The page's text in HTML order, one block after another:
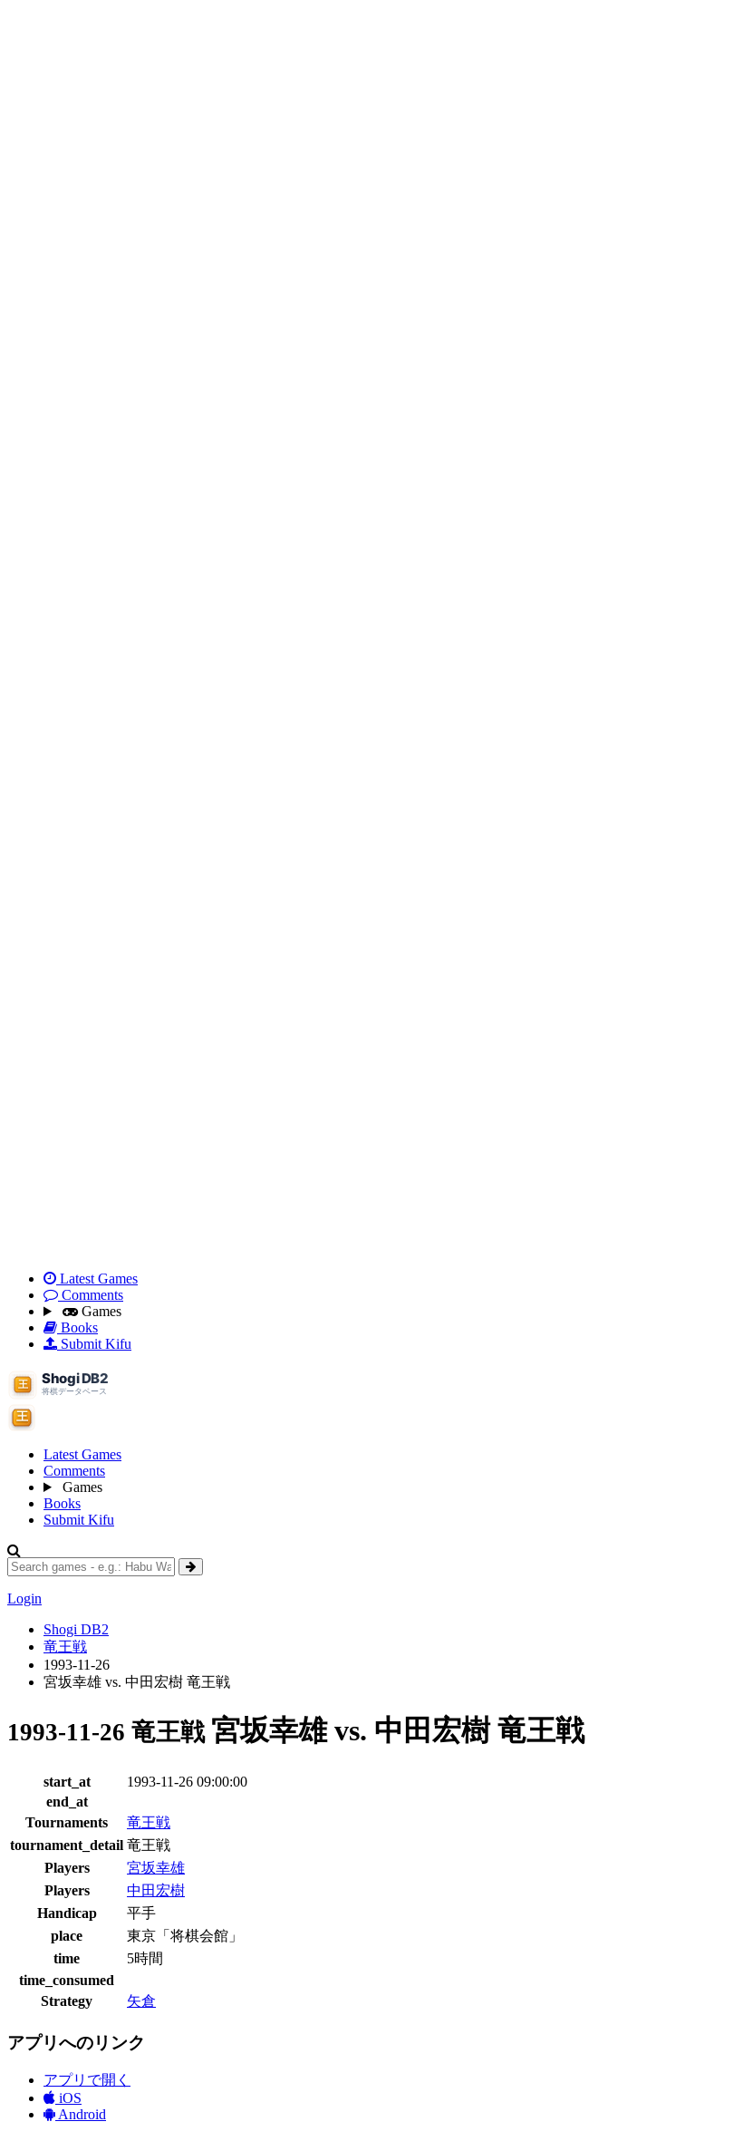
Latest Games
Comments
Games
Books
Submit Kifu
Latest Games
Comments
Games
Books
Submit Kifu
Login
Shogi DB2
竜王戦
1993-11-26
宮坂幸雄 vs. 中田宏樹 竜王戦
1993-11-26 竜王戦 宮坂幸雄 vs. 中田宏樹 竜王戦
start_at
1993-11-26 09:00:00
end_at
Tournaments
竜王戦
tournament_detail 竜王戦
Players
宮坂幸雄
Players
中田宏樹
Handicap
平手
place
東京「将棋会館」
time
5時間
time_consumed
Strategy
矢倉
アプリへのリンク
アプリで開く
iOS
Android